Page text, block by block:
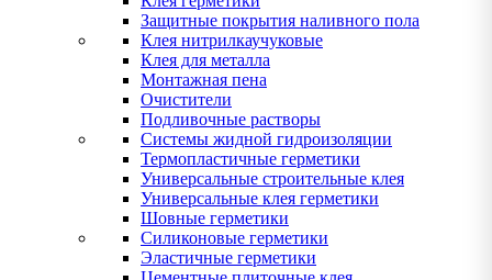
Защитные покрытия наливного пола
Клея нитрилкаучуковые
Клея для металла
Монтажная пена
Очистители
Подливочные растворы
Системы жидной гидроизоляции
Термопластичные герметики
Универсальные строительные клея
Универсальные клея герметики
Шовные герметики
Силиконовые герметики
Эластичные герметики